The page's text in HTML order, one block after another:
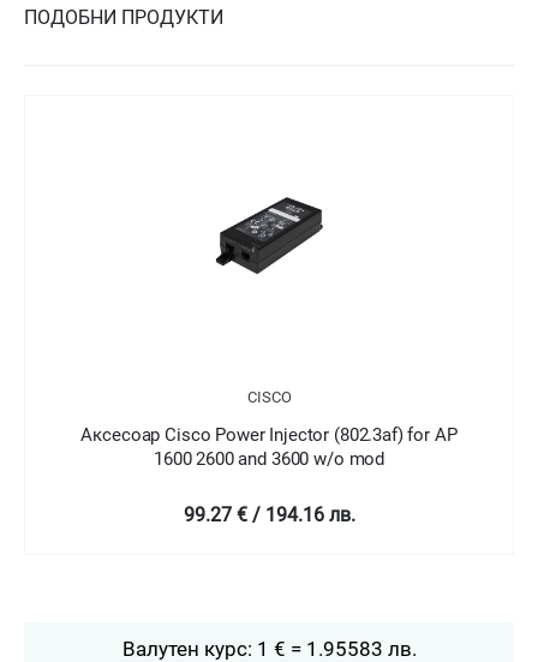
ПОДОБНИ ПРОДУКТИ
CISCO
Аксесоар Cisco Power Injector (802.3af) for AP
1600 2600 and 3600 w/o mod
99.27 € / 194.16 лв.
Валутен курс: 1 € = 1.95583 лв.